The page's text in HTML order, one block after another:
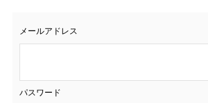
メールアドレス
パスワード